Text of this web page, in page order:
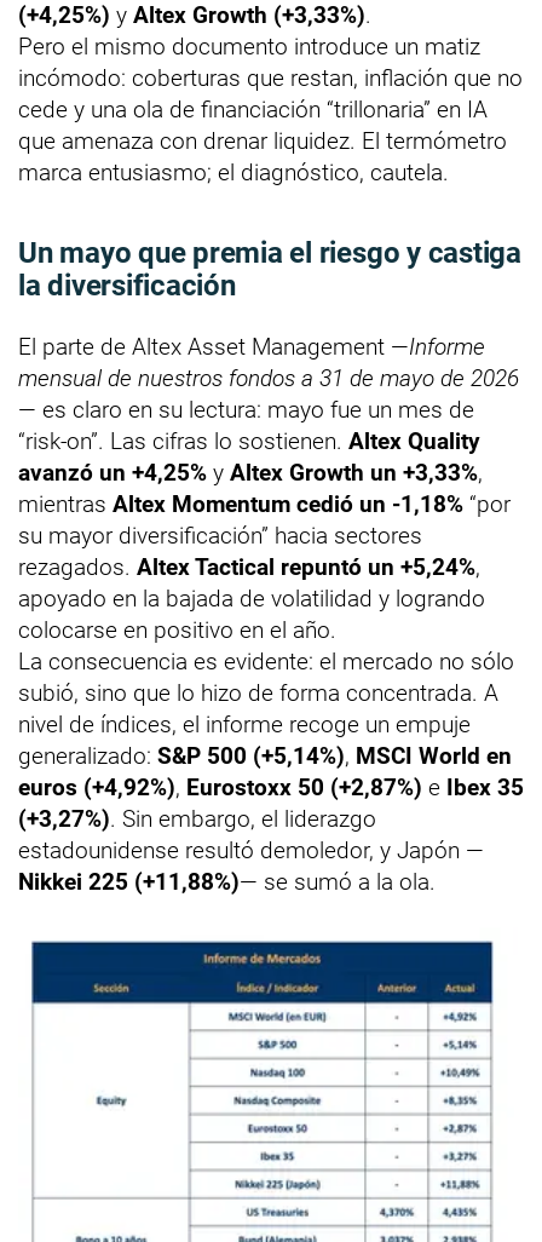
(+4,25%) y Altex Growth (+3,33%).
Pero el mismo documento introduce un matiz
incómodo: coberturas que restan, inflación que no
cede y una ola de financiación “trillonaria” en IA
que amenaza con drenar liquidez. El termómetro
marca entusiasmo; el diagnóstico, cautela.
Un mayo que premia el riesgo y castiga
la diversificación
El parte de Altex Asset Management —Informe
mensual de nuestros fondos a 31 de mayo de 2026
— es claro en su lectura: mayo fue un mes de
“risk-on”. Las cifras lo sostienen. Altex Quality
avanzó un +4,25% y Altex Growth un +3,33%,
mientras Altex Momentum cedió un -1,18% “por
su mayor diversificación” hacia sectores
rezagados. Altex Tactical repuntó un +5,24%,
apoyado en la bajada de volatilidad y logrando
colocarse en positivo en el año.
La consecuencia es evidente: el mercado no sólo
subió, sino que lo hizo de forma concentrada. A
nivel de índices, el informe recoge un empuje
generalizado: S&P 500 (+5,14%), MSCI World en
euros (+4,92%), Eurostoxx 50 (+2,87%) e Ibex 35
(+3,27%). Sin embargo, el liderazgo
estadounidense resultó demoledor, y Japón —
Nikkei 225 (+11,88%)— se sumó a la ola.